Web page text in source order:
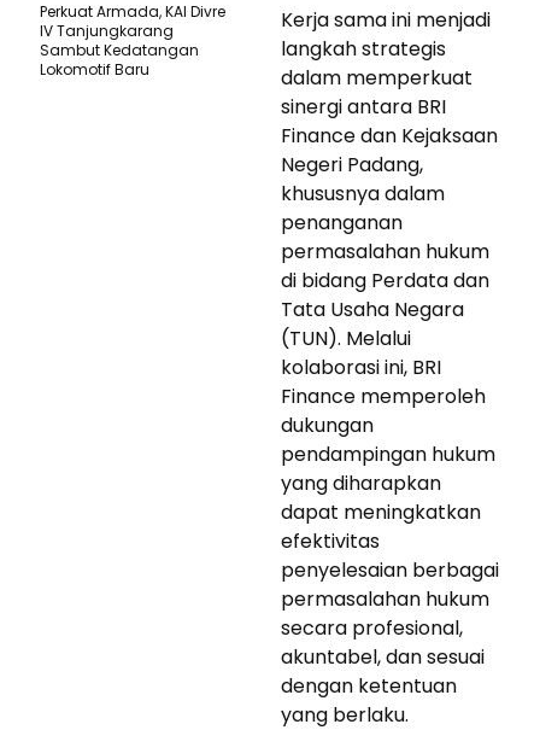
Kerja sama ini menjadi
langkah strategis
dalam memperkuat
sinergi antara BRI
Finance dan Kejaksaan
Negeri Padang,
khususnya dalam
penanganan
permasalahan hukum
di bidang Perdata dan
Tata Usaha Negara
(TUN). Melalui
kolaborasi ini, BRI
Finance memperoleh
dukungan
pendampingan hukum
yang diharapkan
dapat meningkatkan
efektivitas
penyelesaian berbagai
permasalahan hukum
secara profesional,
akuntabel, dan sesuai
dengan ketentuan
yang berlaku.
Perkuat Armada, KAI Divre
IV Tanjungkarang
Sambut Kedatangan
Lokomotif Baru